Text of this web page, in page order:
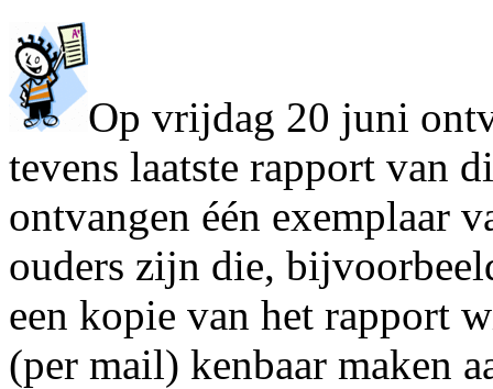
Op vrijdag 20 juni
tevens laatste rapport van
ontvangen één exemplaar
ouders zijn die,
een kopie van het rapport
(per mail) kenbaar maken